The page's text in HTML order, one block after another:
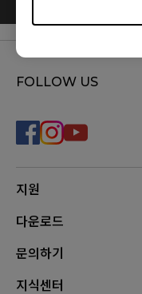
FOLLOW US
지원
다운로드
문의하기
지식센터